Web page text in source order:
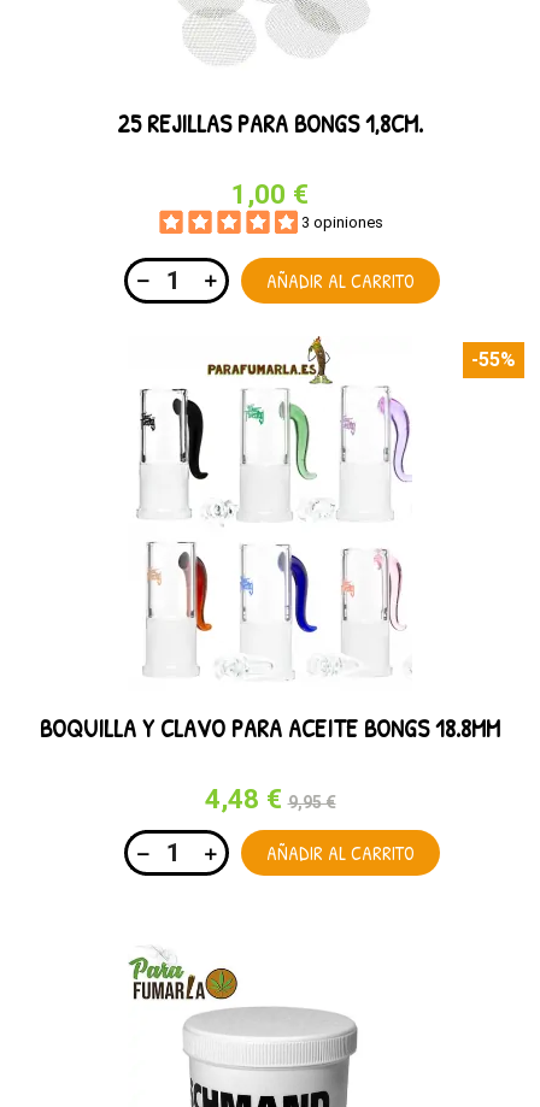
25 REJILLAS PARA BONGS 1,8CM.
1,00 €
3 opiniones
AÑADIR AL CARRITO
BOQUILLA Y CLAVO PARA ACEITE BONGS 18.8MM
4,48 € 9,95 €
AÑADIR AL CARRITO
-55%